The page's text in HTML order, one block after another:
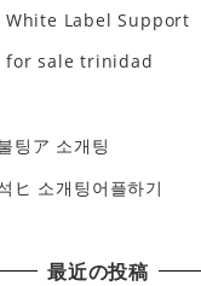
White Label Support
for sale trinidad
팅ア 소개팅
ヒ 소개팅어플하기
最近の投稿